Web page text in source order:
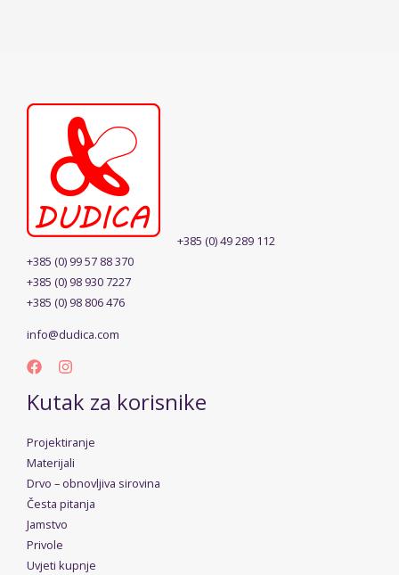
+385 (0) 49 289 112
+385 (0) 99 57 88 370
+385 (0) 98 930 7227
+385 (0) 98 806 476
info@dudica.com
Kutak za korisnike
Projektiranje
Materijali
Drvo – obnovljiva sirovina
Česta pitanja
Jamstvo
Privole
Uvjeti kupnje